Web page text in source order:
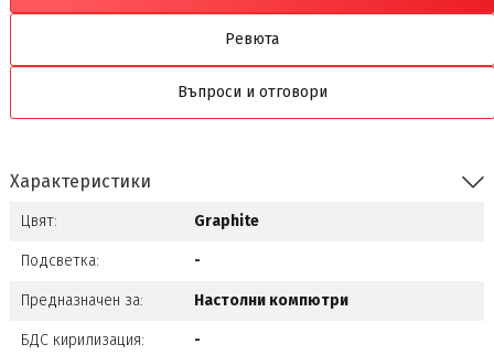
Ревюта
Въпроси и отговори
Характеристики
Цвят: Graphite
Подсветка: -
Предназначен за: Настолни компютри
БДС кирилизация: -